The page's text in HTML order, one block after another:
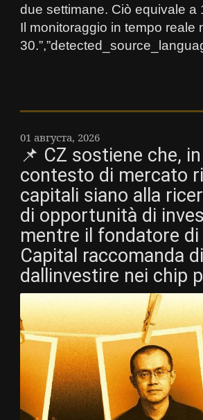
due settimane. Ciò equivale a
Il monitoraggio in tempo reale
01 августа, 2026
📌 CZ sostiene che,
contesto di mercato
capitali siano alla
di opportunità di
mentre il fondatore di
Capital raccomanda
dallinvestire nei chip